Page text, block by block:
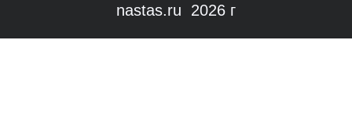
nastas.ru 2026 г